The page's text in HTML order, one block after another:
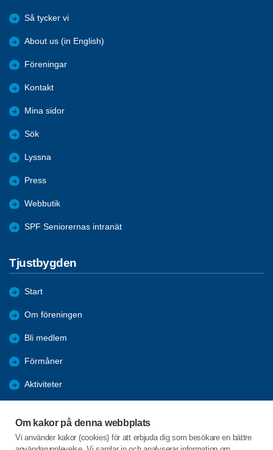
Om kakor på denna webbplats
Vi använder kakor (cookies) för att erbjuda dig som besökare en bättre
Så tycker vi
About us (in English)
Föreningar
Kontakt
Mina sidor
Sök
Lyssna
Press
Webbutik
SPF Seniorernas intranät
Tjustbygden
Start
Om föreningen
Bli medlem
Förmåner
Aktiviteter